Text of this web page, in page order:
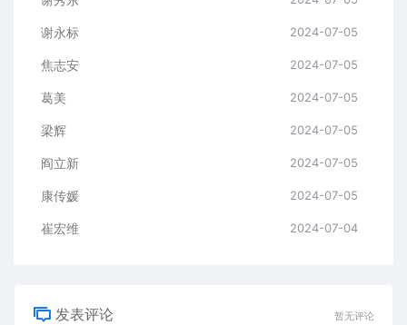
谢永标 2024-07-05
焦志安 2024-07-05
葛美 2024-07-05
梁辉 2024-07-05
阎立新 2024-07-05
康传媛 2024-07-05
崔宏维 2024-07-04
发表评论 暂无评论